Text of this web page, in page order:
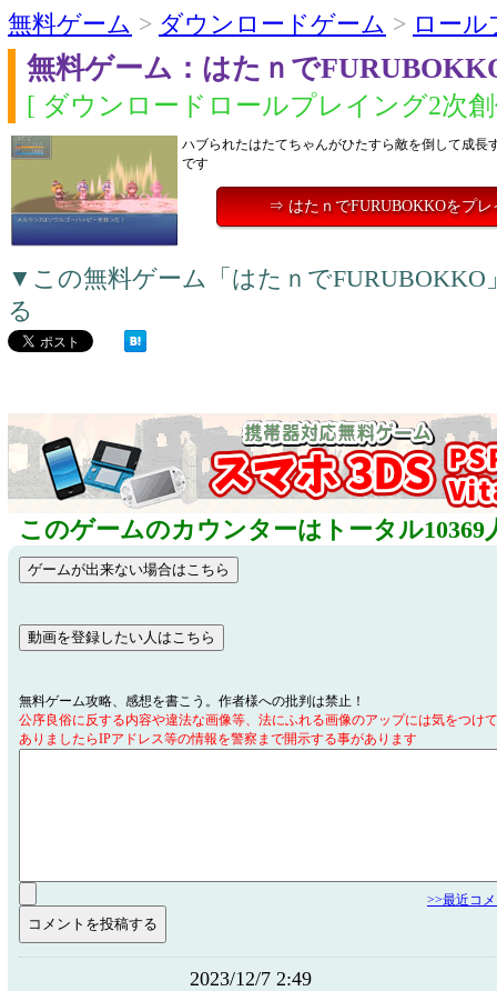
無料ゲーム > ダウンロードゲーム > ロー
無料ゲーム：はたｎで
[ ダウンロードロールプレイング2次
ハブられたはたてちゃんがひたすら敵を倒して成長
です
⇒ はたｎでFURUBOKKOをプレ
▼この無料ゲーム「はたｎで
る
このゲームのカウンターはトータル10369
無料ゲーム攻略、感想を書こう。作者様への批判は禁止！
公序良俗に反する内容や違法な画像等、法にふれる画像のアップには気をつけ
ありましたらIPアドレス等の情報を警察まで開示する事があります
>>最近コ
2023/12/7 2:49